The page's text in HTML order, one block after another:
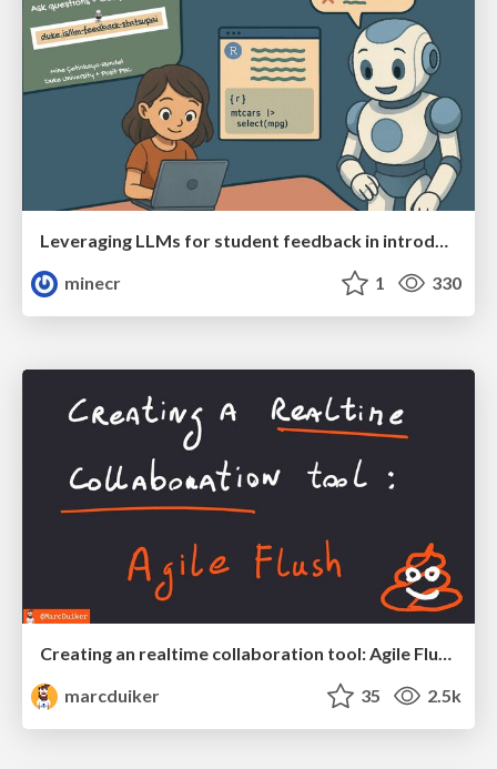
Leveraging LLMs for student feedback in introductory data science courses - posit::conf(2025)
minecr
1 330
Creating an realtime collaboration tool: Agile Flush - .NET Oxford
marcduiker
35 2.5k